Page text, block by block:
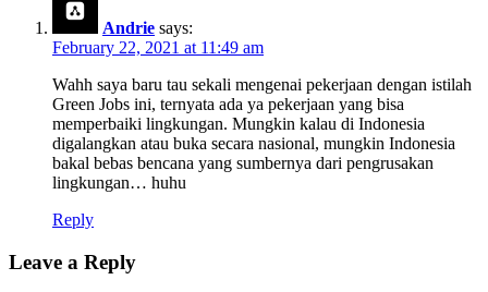
Andrie says:
February 22, 2021 at 11:49 am
Wahh saya baru tau sekali mengenai pekerjaan dengan istilah
Green Jobs ini, ternyata ada ya pekerjaan yang bisa
memperbaiki lingkungan. Mungkin kalau di Indonesia
digalangkan atau buka secara nasional, mungkin Indonesia
bakal bebas bencana yang sumbernya dari pengrusakan
lingkungan… huhu
Reply
Leave a Reply